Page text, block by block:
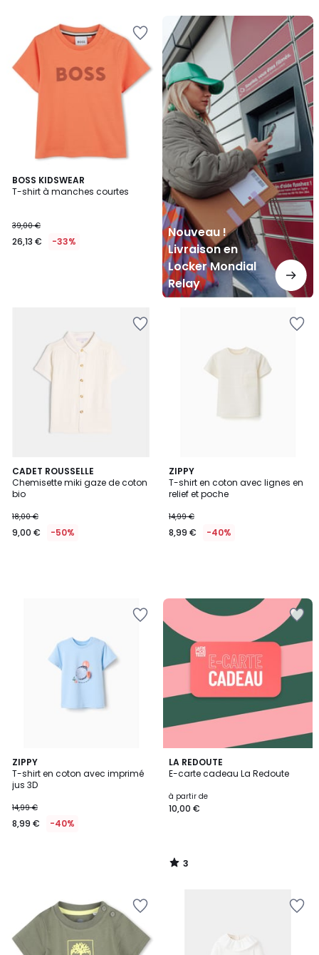
BOSS KIDSWEAR
T-shirt à manches courtes
39,00 €
26,13 € -33%
Nouveau !
Livraison en
Locker Mondial
Relay
Nouveau
Livraison
en
Locker
Mondial
Relay
CADET ROUSSELLE
Chemisette miki gaze de coton
bio
18,00 €
9,00 € -50%
ZIPPY
T-shirt en coton avec lignes en
relief et poche
14,99 €
8,99 € -40%
ZIPPY
T-shirt en coton avec imprimé
jus 3D
14,99 €
8,99 € -40%
LA REDOUTE
E-carte cadeau La Redoute
à partir de
10,00 €
3
/
3
/